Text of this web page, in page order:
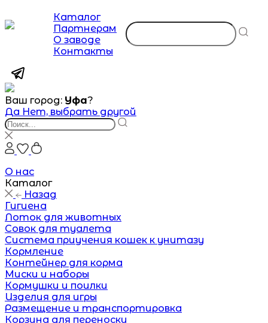
Каталог
Партнерам
О заводе
Контакты
Ваш город: Уфа?
Да Нет, выбрать другой
О нас
Каталог
Назад
Гигиена
Лоток для животных
Совок для туалета
Система приучения кошек к унитазу
Кормление
Контейнер для корма
Миски и наборы
Кормушки и поилки
Изделия для игры
Размещение и транспортировка
Корзина для переноски